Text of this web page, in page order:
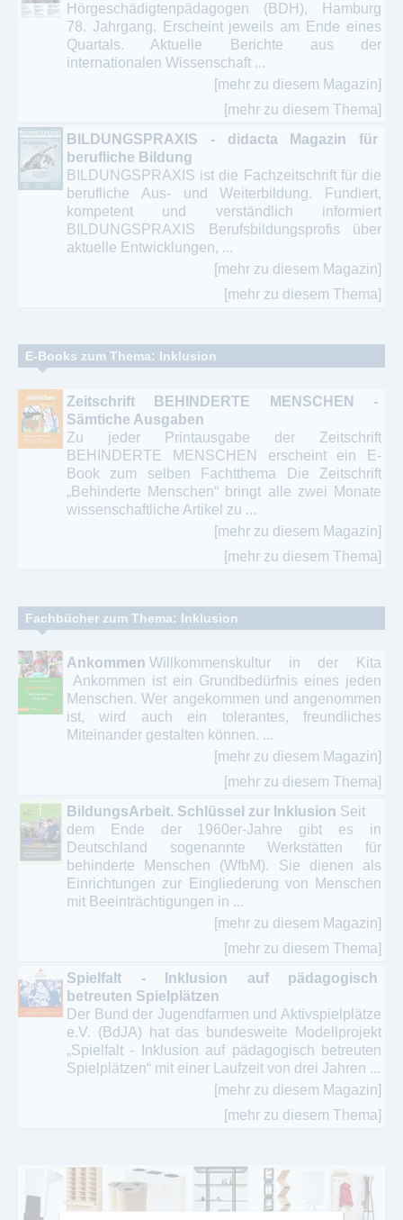
Hörgeschädigtenpädagogen (BDH), Hamburg
78. Jahrgang. Erscheint jeweils am Ende eines
Quartals. Aktuelle Berichte aus der
internationalen Wissenschaft ...
[mehr zu diesem Magazin]
[mehr zu diesem Thema]
BILDUNGSPRAXIS - didacta Magazin für
berufliche Bildung
BILDUNGSPRAXIS ist die Fachzeitschrift für die
berufliche Aus- und Weiterbildung. Fundiert,
kompetent und verständlich informiert
BILDUNGSPRAXIS Berufsbildungsprofis über
aktuelle Entwicklungen, ...
[mehr zu diesem Magazin]
[mehr zu diesem Thema]
E-Books zum Thema: Inklusion
Zeitschrift BEHINDERTE MENSCHEN -
Sämtiche Ausgaben
Zu jeder Printausgabe der Zeitschrift
BEHINDERTE MENSCHEN erscheint ein E-
Book zum selben Fachtthema Die Zeitschrift
„Behinderte Menschen“ bringt alle zwei Monate
wissenschaftliche Artikel zu ...
[mehr zu diesem Magazin]
[mehr zu diesem Thema]
Fachbücher zum Thema: Inklusion
Ankommen Willkommenskultur in der Kita
Ankommen ist ein Grundbedürfnis eines jeden
Menschen. Wer angekommen und angenommen
ist, wird auch ein tolerantes, freundliches
Miteinander gestalten können. ...
[mehr zu diesem Magazin]
[mehr zu diesem Thema]
BildungsArbeit. Schlüssel zur Inklusion Seit
dem Ende der 1960er-Jahre gibt es in
Deutschland sogenannte Werkstätten für
behinderte Menschen (WfbM). Sie dienen als
Einrichtungen zur Eingliederung von Menschen
mit Beeinträchtigungen in ...
[mehr zu diesem Magazin]
[mehr zu diesem Thema]
Spielfalt - Inklusion auf pädagogisch
betreuten Spielplätzen
Der Bund der Jugendfarmen und Aktivspielplätze
e.V. (BdJA) hat das bundesweite Modellprojekt
„Spielfalt - Inklusion auf pädagogisch betreuten
Spielplätzen“ mit einer Laufzeit von drei Jahren ...
[mehr zu diesem Magazin]
[mehr zu diesem Thema]